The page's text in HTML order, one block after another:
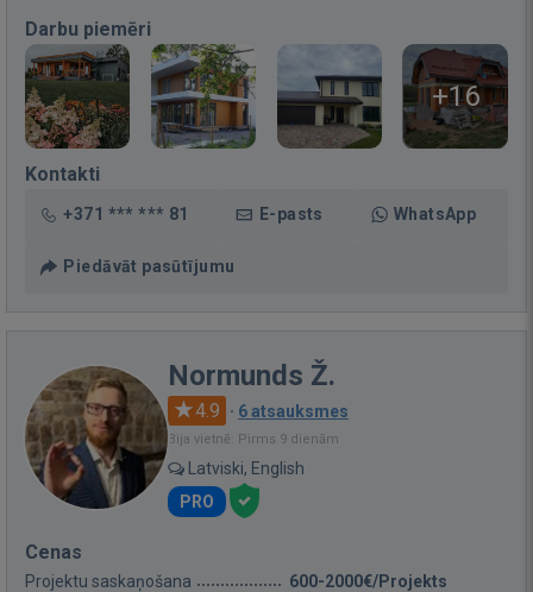
Darbu piemēri
+16
Kontakti
+371 *** *** 81 E-pasts WhatsApp
Piedāvāt pasūtījumu
Normunds Ž.
4.9 · 6 atsauksmes
Bija vietnē: Pirms 9 dienām
Latviski, English
PRO
Cenas
Projektu saskaņošana 600-2000€/Projekts